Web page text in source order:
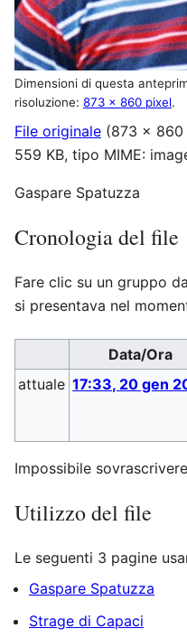
Dimensioni di questa
risoluzione: 873 × 860 pixel.
File originale (873 × 860
559 KB, tipo MIME:
Gaspare Spatuzza
Cronologia del file
Fare clic su un gruppo
si presentava nel
Data/Ora
attuale 17:33, 20 gen
Impossibile
Utilizzo del file
Le seguenti 3 pagine
Gaspare Spatuzza
Strage di Capaci